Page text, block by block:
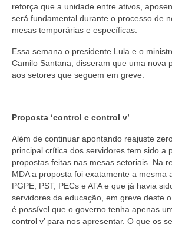
reforça que a unidade entre ativos,
será fundamental durante o processo de
mesas temporárias e específicas.
Essa semana o presidente Lula e o
Camilo Santana, disseram que uma nova
aos setores que seguem em greve.
Proposta ‘control c control v’
Além de continuar apontando reajuste
principal crítica dos servidores tem sido a
propostas feitas nas mesas setoriais. Na
MDA a proposta foi exatamente a mesma
PGPE, PST, PECs e ATA e que já havia
servidores da educação, em greve deste
é possível que o governo tenha apenas
control v’ para nos apresentar. O que os